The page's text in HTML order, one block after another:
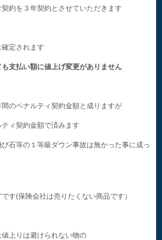
約を３年契約とさせていただきます
定されます
支払い額に値上げ変更がありません
のペナルティ契約金額と成りますが
ィ契約金額で済みます
石等の１等級ダウン事故は無かった事に成っ
す(保険会社は売りたくない商品です）
上りは避けられない物の